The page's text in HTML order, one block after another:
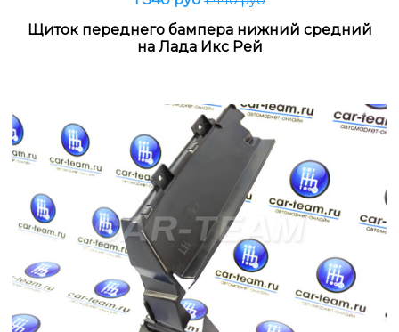
Щиток переднего бампера нижний средний
на Лада Икс Рей